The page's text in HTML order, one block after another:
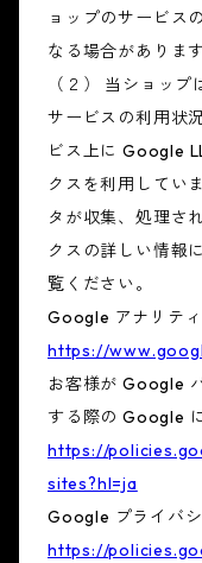
ョップのサービス
なる場合があります
（２） 当ショッ
サービスの利用状
ビス上に Google
クスを利用してい
タが収集、処理さ
クスの詳しい情報
覧ください。
Google アナリティ
https://
お客様が Google
する際の Google
https://
sites?hl=ja
Google プライバシ
https://